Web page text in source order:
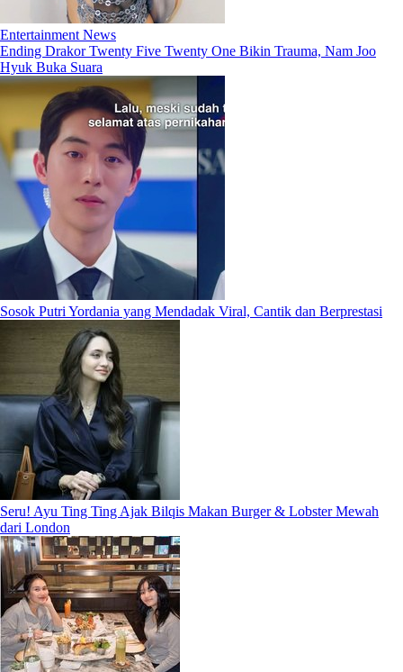
Entertainment News
Ending Drakor Twenty Five Twenty One Bikin Trauma, Nam Joo
Hyuk Buka Suara
Sosok Putri Yordania yang Mendadak Viral, Cantik dan Berprestasi
Seru! Ayu Ting Ting Ajak Bilqis Makan Burger & Lobster Mewah
dari London